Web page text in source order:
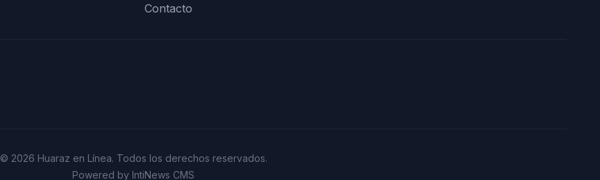
Contacto
© 2026 Huaraz en Línea. Todos los derechos reservados.
Powered by IntiNews CMS